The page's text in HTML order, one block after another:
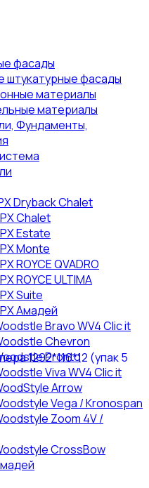
фасады
штукатурные фасады
материалы
материалы
Фундаменты,
Dryback Chalet
Chalet
Estate
Monte
ROYCE QVADRO
ROYCE ULTIMA
Suite
Амадей
Bravo WV4 Clic it
Chevron
Pronto
Viva WV4 Clic it
Arrow
Vega / Kronospan
Zoom 4V /
СrossBow